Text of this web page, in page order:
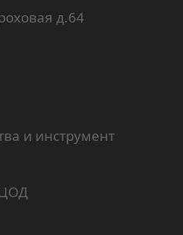
и инструмент
д.64